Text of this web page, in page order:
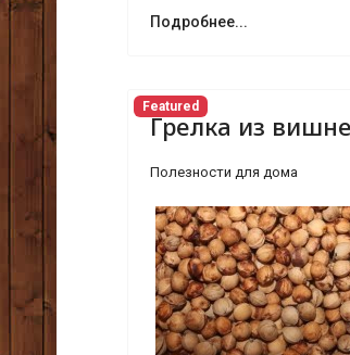
Подробнее...
Featured
Грелка из
Полезности для дома